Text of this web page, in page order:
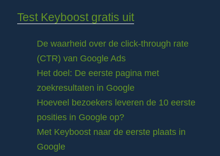
Test Keyboost gratis uit
De waarheid over de click-through rate
(CTR) van Google Ads
Het doel: De eerste pagina met
zoekresultaten in Google
Hoeveel bezoekers leveren de 10 eerste
posities in Google op?
Met Keyboost naar de eerste plaats in
Google